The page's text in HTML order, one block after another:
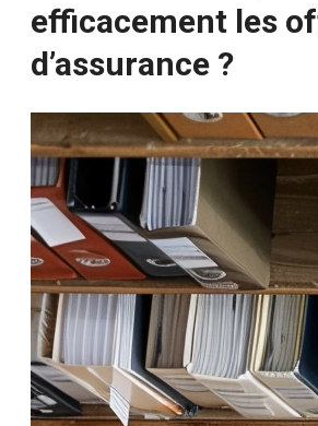
efficacement les
d’assurance ?